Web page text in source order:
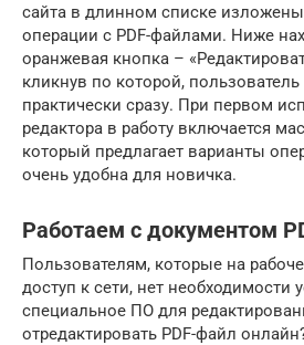
сайта в длинном списке
операции с PDF-файлами. Ниже
оранжевая кнопка –
кликнув по которой,
практически сразу. При первом
редактора в работу включается
который предлагает варианты
очень удобна для новичка.
Работаем с документом
Пользователям, которые на
доступ к сети, нет необходимости
специальное ПО для
отредактировать PDF-файл